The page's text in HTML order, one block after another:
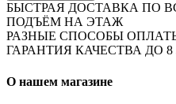
БЫСТРАЯ ДОСТАВКА ПО
ПОДЪЁМ НА ЭТАЖ
РАЗНЫЕ СПОСОБЫ
ГАРАНТИЯ КАЧЕСТВА ДО 8
О нашем магазине